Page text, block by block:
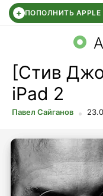
+ ПОПОЛНИТЬ APPLE
СБЕР КИДС
[Стив
iPad 2
Павел Сайганов